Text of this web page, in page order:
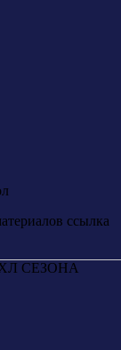
ссылка
СЕЗОНА